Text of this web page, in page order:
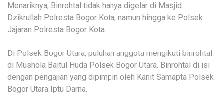
Menariknya, Binrohtal tidak hanya digelar di Masjid
Dzikrullah Polresta Bogor Kota, namun hingga ke Polsek
Jajaran Polresta Bogor Kota.
Di Polsek Bogor Utara, puluhan anggota mengikuti binrohtal
di Mushola Baitul Huda Polsek Bogor Utara. Binrohtal di isi
dengan pengajian yang dipimpin oleh Kanit Samapta Polsek
Bogor Utara Iptu Darna.